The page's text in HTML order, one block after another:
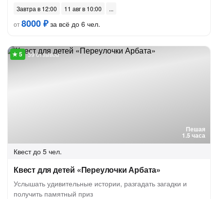
Завтра в 12:00
11 авг в 10:00
от8000 ₽за всё до 6 чел.
Пешая
1.5 часа
39 отзывов
Квест до 5 чел.
Квест для детей «Переулочки Арбата»
Услышать удивительные истории, разгадать загадки и
получить памятный приз